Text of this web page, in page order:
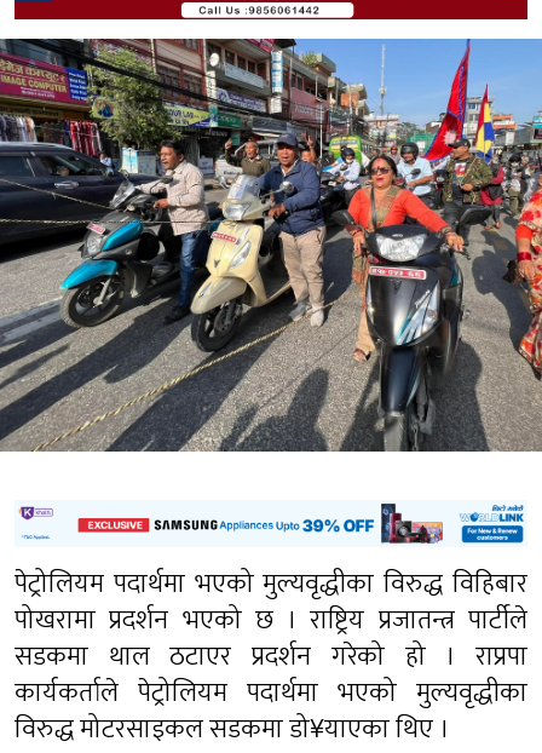
पेट्रोलियम पदार्थमा भएको मुल्यवृद्धीका विरुद्ध विहिबार
पोखरामा प्रदर्शन भएको छ । राष्ट्रिय प्रजातन्त्र पार्टीले
सडकमा थाल ठटाएर प्रदर्शन गरेको हो । राप्रपा
कार्यकर्ताले पेट्रोलियम पदार्थमा भएको मुल्यवृद्धीका
विरुद्ध मोटरसाइकल सडकमा डो¥याएका थिए ।